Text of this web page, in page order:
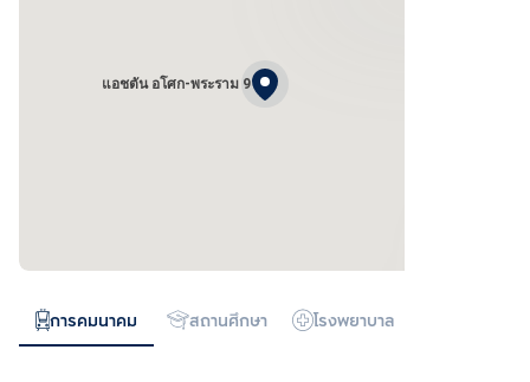
แอชตัน อโศก-พระราม 9
การคมนาคม สถานศึกษา โรงพยาบาล